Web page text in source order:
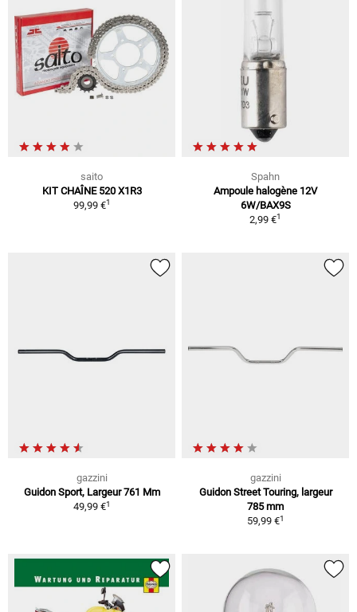
saito
KIT CHAÎNE 520 X1R3
99,99 €1
Spahn
Ampoule halogène 12V
6W/BAX9S
2,99 €1
gazzini
Guidon Sport, Largeur 761 Mm
49,99 €1
gazzini
Guidon Street Touring, largeur
785 mm
59,99 €1